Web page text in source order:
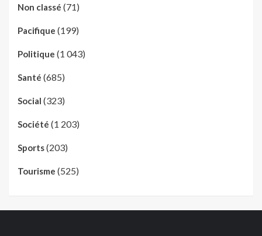
Non classé (71)
Pacifique (199)
Politique (1 043)
Santé (685)
Social (323)
Société (1 203)
Sports(203)
Tourisme (525)